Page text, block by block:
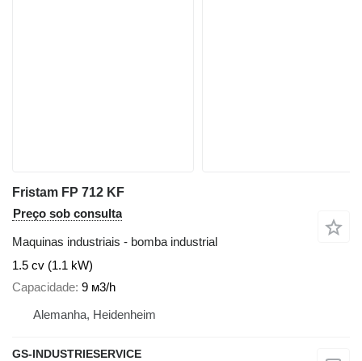
Fristam FP 712 KF
Preço sob consulta
Maquinas industriais - bomba industrial
1.5 cv (1.1 kW)
Capacidade 9 м3/h
Alemanha, Heidenheim
GS-INDUSTRIESERVICE